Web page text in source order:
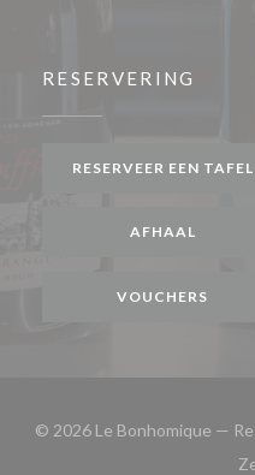
RESERVERING
RESERVEER EEN TAFEL
AFHAAL
VOUCHERS
© 2026 Le Bonhomique —